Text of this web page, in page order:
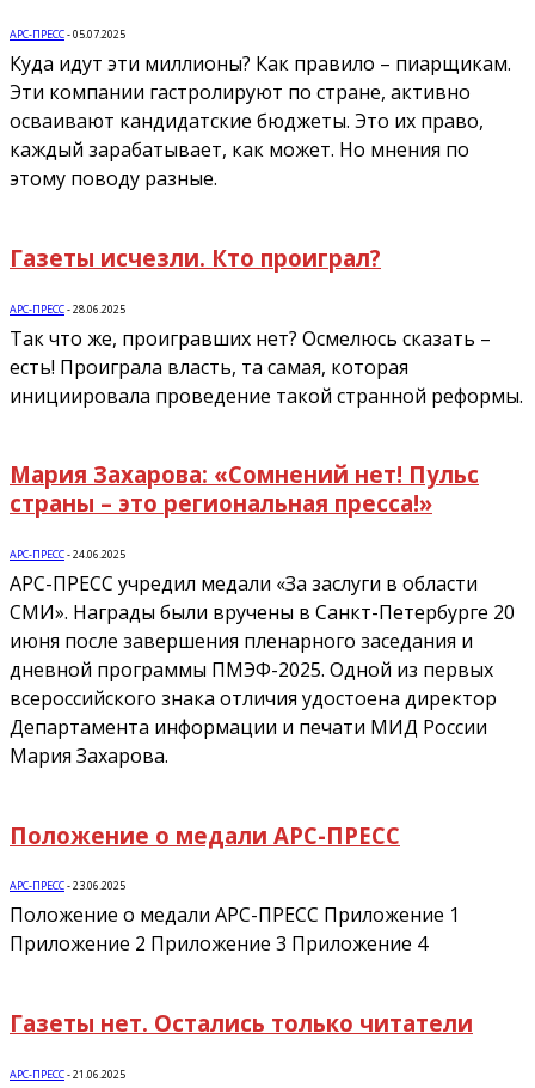
АРС-ПРЕСС-05.07.2025
Куда идут эти миллионы? Как правило – пиарщикам.
Эти компании гастролируют по стране, активно
осваивают кандидатские бюджеты. Это их право,
каждый зарабатывает, как может. Но мнения по
этому поводу разные.
Газеты исчезли. Кто проиграл?
АРС-ПРЕСС-28.06.2025
Так что же, проигравших нет? Осмелюсь сказать –
есть! Проиграла власть, та самая, которая
инициировала проведение такой странной реформы.
Мария Захарова: «Сомнений нет! Пульс
страны – это региональная пресса!»
АРС-ПРЕСС-24.06.2025
АРС-ПРЕСС учредил медали «За заслуги в области
СМИ». Награды были вручены в Санкт-Петербурге 20
июня после завершения пленарного заседания и
дневной программы ПМЭФ-2025. Одной из первых
всероссийского знака отличия удостоена директор
Департамента информации и печати МИД России
Мария Захарова.
Положение о медали АРС-ПРЕСС
АРС-ПРЕСС-23.06.2025
Положение о медали АРС-ПРЕСС Приложение 1
Приложение 2 Приложение 3 Приложение 4
Газеты нет. Остались только читатели
АРС-ПРЕСС-21.06.2025